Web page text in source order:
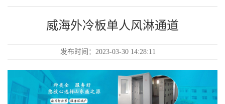
威海外冷板单人风淋通道
发布时间： 2023-03-30 14:28:11